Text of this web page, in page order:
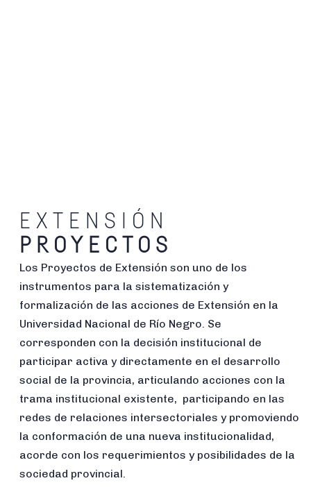
EXTENSIÓN
PROYECTOS
Los Proyectos de Extensión son uno de los
instrumentos para la sistematización y
formalización de las acciones de Extensión en la
Universidad Nacional de Río Negro. Se
corresponden con la decisión institucional de
participar activa y directamente en el desarrollo
social de la provincia, articulando acciones con la
trama institucional existente, participando en las
redes de relaciones intersectoriales y promoviendo
la conformación de una nueva institucionalidad,
acorde con los requerimientos y posibilidades de la
sociedad provincial.